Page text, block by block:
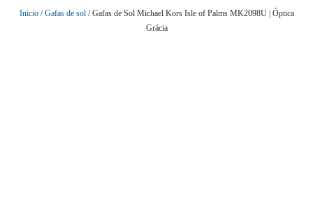
Inicio/Gafas de sol/ Gafas de Sol Michael Kors Isle of Palms MK2098U | Óptica
Grácia